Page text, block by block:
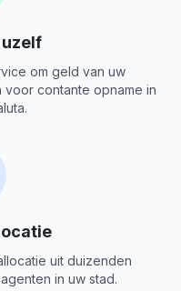
om geld van uw
contante opname in
uit duizenden
in uw stad.